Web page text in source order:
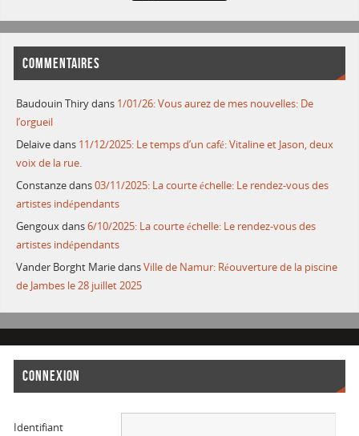
COMMENTAIRES
Baudouin Thirydans 1/01/26: Vous aurez de mes nouvelles: De
l’orgueil
Delaivedans 11/12/2025: Le temps d’un café: Vitaline et Jason, deux
voix de la rue.
Constanzedans03/11/2025: La courte échelle: Le rendez-vous des
artistes indépendants
Gengouxdans6/10/2025: La courte échelle: Le rendez-vous des
artistes indépendants
Vander Borght MariedansVille de Namur: Réouverture de la piscine
de Jambes le 28 juillet 2025
CONNEXION
Identifiant